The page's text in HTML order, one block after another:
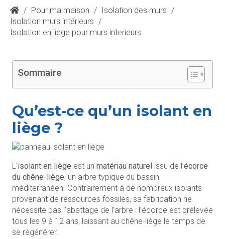
/ Pour ma maison / Isolation des murs /
Isolation murs intérieurs /
Isolation en liège pour murs interieurs
Sommaire
Qu’est-ce qu’un isolant en
liège ?
L’isolant en liège est un matériau naturel issu de l’écorce
du chêne-liège, un arbre typique du bassin
méditerranéen. Contrairement à de nombreux isolants
provenant de ressources fossiles, sa fabrication ne
nécessite pas l’abattage de l’arbre : l’écorce est prélevée
tous les 9 à 12 ans, laissant au chêne-liège le temps de
se régénérer.